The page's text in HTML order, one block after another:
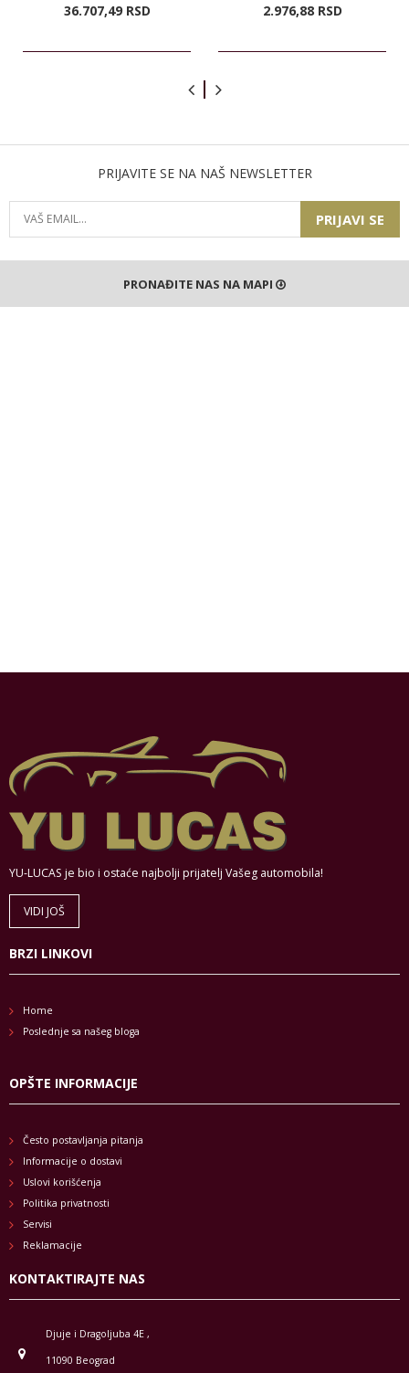
36.707,49 RSD 2.976,88 RSD
PRIJAVITE SE NA NAŠ NEWSLETTER
PRIJAVI SE
PRONAĐITE NAS NA MAPI
YU-LUCAS je bio i ostaće najbolji prijatelj Vašeg automobila!
VIDI JOŠ
BRZI LINKOVI
Home
Poslednje sa našeg bloga
OPŠTE INFORMACIJE
Često postavljanja pitanja
Informacije o dostavi
Uslovi korišćenja
Politika privatnosti
Servisi
Reklamacije
KONTAKTIRAJTE NAS
Djuje i Dragoljuba 4E ,
11090 Beograd